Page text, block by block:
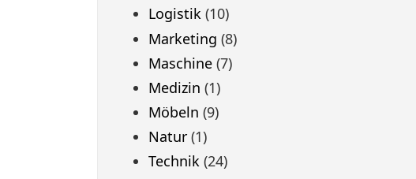
Logistik(10)
Marketing (8)
Maschine(7)
Medizin (1)
Möbeln (9)
Natur(1)
Technik(24)